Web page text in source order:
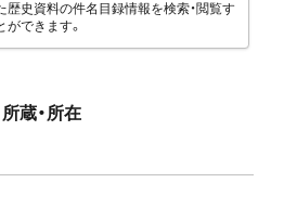
歴史資料の件名目録情報を検索・閲覧す
ができます。
所蔵・所在